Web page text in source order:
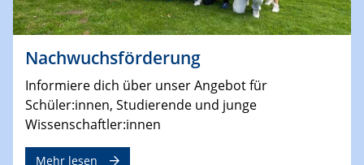
Nachwuchsförderung
Informiere dich über unser Angebot für
Schüler:innen, Studierende und junge
Wissenschaftler:innen
Mehr lesen